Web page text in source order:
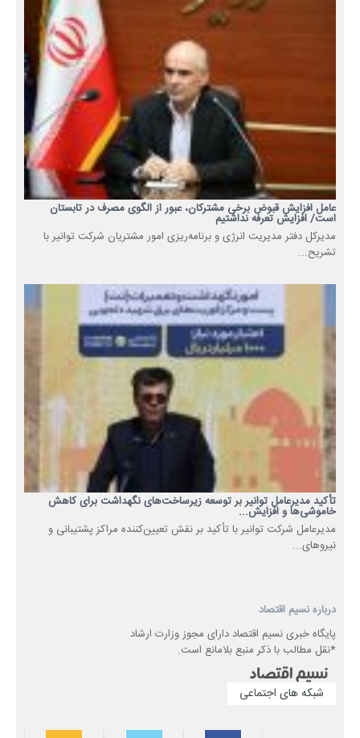
عامل افزایش قبوض برخی مشترکان، عبور از الگوی مصرف در تابستان
است/ افزایش تعرفه نداشتیم
مدیرکل دفتر مدیریت انرژی و برنامه‌ریزی امور مشتریان شرکت توانیر با
تشریح...
تأکید مدیرعامل توانیر بر توسعه زیرساخت‌های نگهداشت برای کاهش
خاموشی‌ها و افزایش...
مدیرعامل شرکت توانیر با تأکید بر نقش تعیین‌کننده مراکز پشتیبانی و
نیروهای...
درباره نسیم اقتصاد
پایگاه خبری نسیم اقتصاد دارای مجوز وزارت ارشاد
*نقل مطالب با ذکر منبع بلامانع است.
شبکه های اجتماعی